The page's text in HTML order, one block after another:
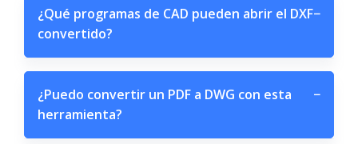
¿Qué programas de CAD pueden abrir el DXF
convertido?
−
¿Puedo convertir un PDF a DWG con esta
herramienta?
−